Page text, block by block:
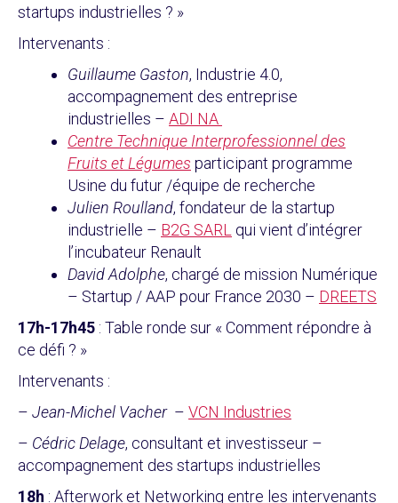
startups industrielles ? »
Intervenants :
Guillaume Gaston, Industrie 4.0,
accompagnement des entreprise
industrielles – ADI NA
Centre Technique Interprofessionnel des
Fruits et Légumes participant programme
Usine du futur /équipe de recherche
Julien Roulland, fondateur de la startup
industrielle – B2G SARL qui vient d’intégrer
l’incubateur Renault
David Adolphe, chargé de mission Numérique
– Startup / AAP pour France 2030 – DREETS
17h-17h45 : Table ronde sur « Comment répondre à
ce défi ? »
Intervenants :
– Jean-Michel Vacher– VCN Industries
– Cédric Delage, consultant et investisseur –
accompagnement des startups industrielles
18h : Afterwork et Networking entre les intervenants